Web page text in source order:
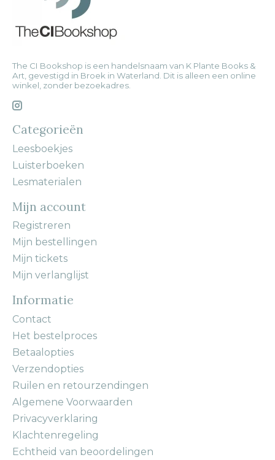
The CI Bookshop is een handelsnaam van K Plante Books &
Art, gevestigd in Broek in Waterland. Dit is alleen een online
winkel, zonder bezoekadres.
Categorieën
Leesboekjes
Luisterboeken
Lesmaterialen
Mijn account
Registreren
Mijn bestellingen
Mijn tickets
Mijn verlanglijst
Informatie
Contact
Het bestelproces
Betaalopties
Verzendopties
Ruilen en retourzendingen
Algemene Voorwaarden
Privacyverklaring
Klachtenregeling
Echtheid van beoordelingen